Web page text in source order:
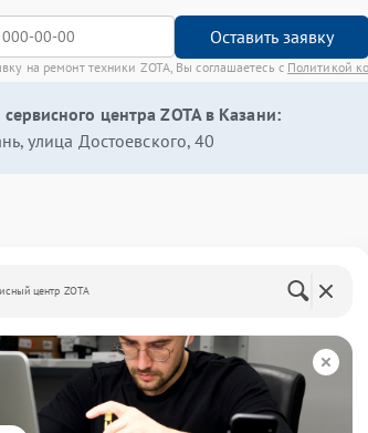
Оставить заявку
на ремонт техники ZOTA, Вы соглашаетесь с Политикой
центра ZOTA в Казани:
улица Достоевского, 40
центр ZOTA